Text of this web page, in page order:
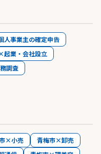
人事業主の確定申告
起業・会社設立
調査
×小売
青梅市×卸売